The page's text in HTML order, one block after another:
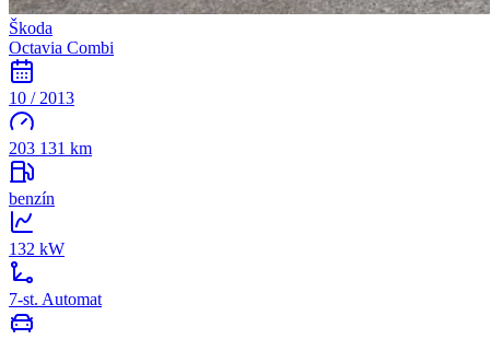
Škoda
Octavia Combi
10 / 2013
203 131 km
benzín
132 kW
7-st. Automat